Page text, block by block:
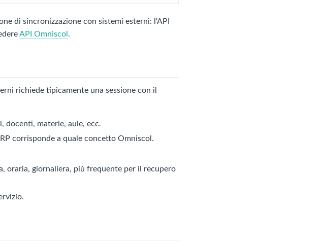
di sincronizzazione con sistemi esterni: l'API
API Omniscol .
richiede tipicamente una sessione con il
docenti, materie, aule, ecc.
corrisponde a quale concetto Omniscol.
oraria, giornaliera, più frequente per il recupero